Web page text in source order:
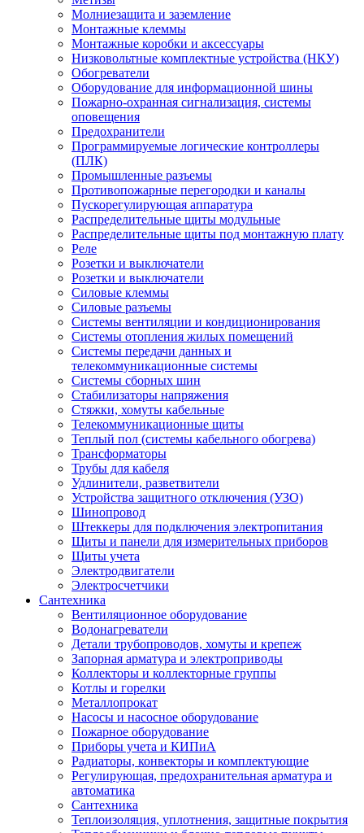
Молниезащита и заземление
Монтажные клеммы
Монтажные коробки и аксессуары
Низковольтные комплектные устройства (НКУ)
Обогреватели
Оборудование для информационной шины
Пожарно-охранная сигнализация, системы
оповещения
Предохранители
Программируемые логические контроллеры
(ПЛК)
Промышленные разъемы
Противопожарные перегородки и каналы
Пускорегулирующая аппаратура
Распределительные щиты модульные
Распределительные щиты под монтажную плату
Реле
Розетки и выключатели
Розетки и выключатели
Силовые клеммы
Силовые разъемы
Системы вентиляции и кондиционирования
Системы отопления жилых помещений
Системы передачи данных и
телекоммуникационные системы
Системы сборных шин
Стабилизаторы напряжения
Стяжки, хомуты кабельные
Телекоммуникационные щиты
Теплый пол (системы кабельного обогрева)
Трансформаторы
Трубы для кабеля
Удлинители, разветвители
Устройства защитного отключения (УЗО)
Шинопровод
Штеккеры для подключения электропитания
Щиты и панели для измерительных приборов
Щиты учета
Электродвигатели
Электросчетчики
Сантехника
Вентиляционное оборудование
Водонагреватели
Детали трубопроводов, хомуты и крепеж
Запорная арматура и электроприводы
Коллекторы и коллекторные группы
Котлы и горелки
Металлопрокат
Насосы и насосное оборудование
Пожарное оборудование
Приборы учета и КИПиА
Радиаторы, конвекторы и комплектующие
Регулирующая, предохранительная арматура и
автоматика
Сантехника
Теплоизоляция, уплотнения, защитные покрытия